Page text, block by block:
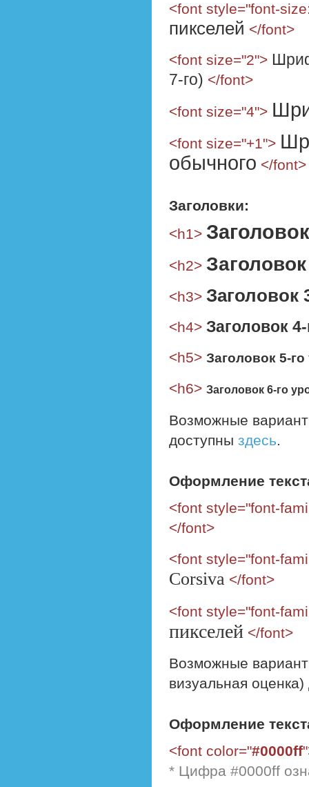
<font style="font-
пикселей </font>
<font size="2">
7-го) </font>
<font size="4">
<font size="+1">
обычного </font>
Заголовки:
<h1>
<h2>
<h3> Заголовок
<h4> Заголовок
<h5> Заголовок 5-
<h6> Заголовок 6-го
Возможные
доступны здесь.
Оформление
<font style="font-
</font>
<font style="font-
Corsiva </font>
<font style="font-
пикселей </font>
Возможные
визуальная
Оформление
<font color="#0000ff
* Цифра #0000ff